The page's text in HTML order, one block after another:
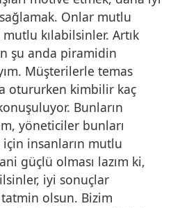
Onlar mutlu
kılabilsinler. Artık
şu anda piramidin
Müşterilerle temas
otururken kimbilir kaç
Bunların
yöneticiler bunları
insanların mutlu
güçlü olması lazım ki,
iyi sonuçlar
olsun. Bizim